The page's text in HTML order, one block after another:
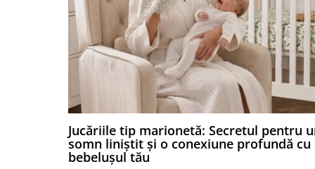
Jucăriile tip marionetă: Secretul pentru
somn liniștit și o conexiune profundă cu
bebelușul tău